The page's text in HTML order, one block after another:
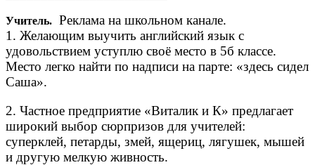
Учитель. Реклама на школьном канале.
1. Желающим выучить английский язык с
удовольствием уступлю своё место в 5б классе.
Место легко найти по надписи на парте: «здесь сидел
Саша».
2. Частное предприятие «Виталик и К» предлагает
широкий выбор сюрпризов для учителей:
суперклей, петарды, змей, ящериц, лягушек, мышей
и другую мелкую живность.